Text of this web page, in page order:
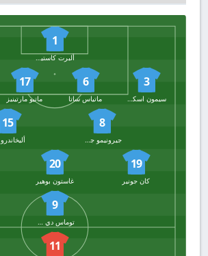
1
ألبرت كاستيلاو
3
سيمون اسكوبار
6
ماتياس ساتا
17
ماتيو مارتينيز
8
جيرونيمو جوميز مطر
15
19
كان جونير
20
غاستون بوهير
9
توماس دي مارتيس
11